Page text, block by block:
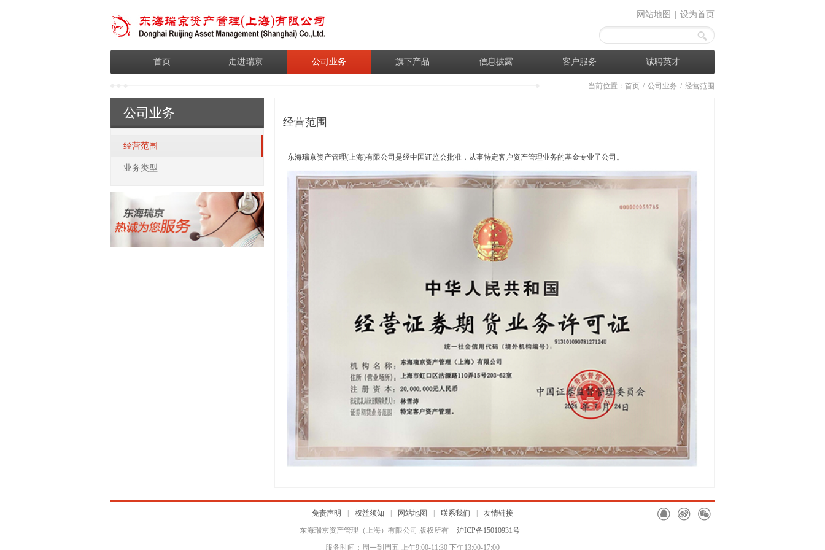
网站地图 设为首页
首页 走进瑞京 公司业务 旗下产品 信息披露 客户服务 诚聘英才
当前位置： 首页 / 公司业务 / 经营范围
公司业务
经营范围
业务类型
经营范围
东海瑞京资产管理(上海)有限公司是经中国证监会批准，从事特定客户资产管理业务的基金专业子公司。
免责声明 权益须知 网站地图 联系我们
友情链接
东海瑞京资产管理（上海）有限公司 版权所有
沪ICP备15010931号
服务时间：周一到周五 上午9:00-11:30 下午13:00-17:00